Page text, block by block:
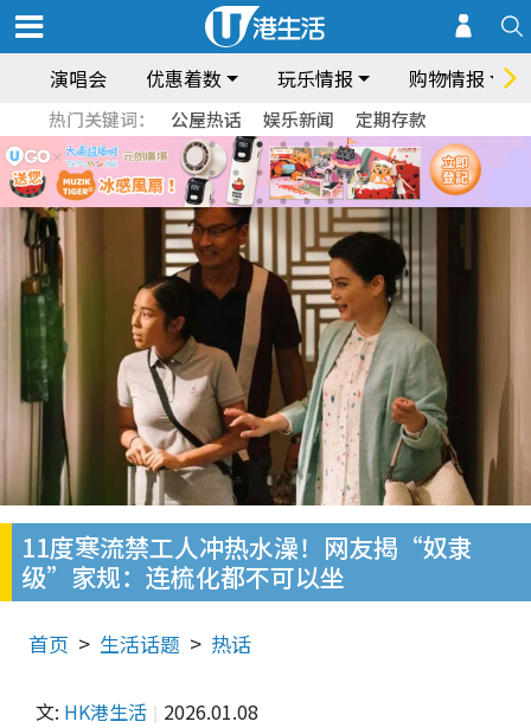
演唱会 优惠着数 玩乐情报 购物情报
热门关键词： 公屋热话 娱乐新闻 定期存款
11度寒流禁工人冲热水澡！网友揭“奴隶
级”家规：连梳化都不可以坐
首页 生活话题 热话
文: HK港生活 2026.01.08